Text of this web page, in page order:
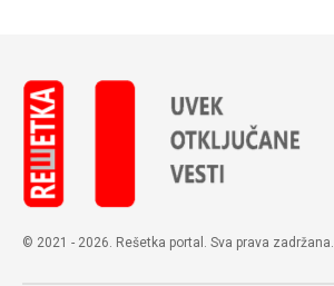
© 2021 - 2026. Rešetka portal. Sva prava zadržana.